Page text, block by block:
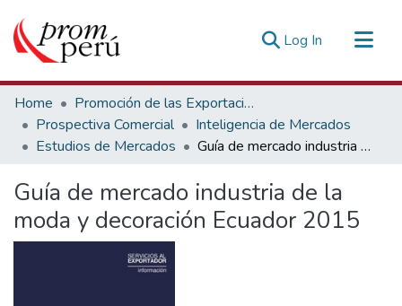
Log In (current)
Communities & Collections
All of DSpace
Statistics
Estadísticas Externas
Home
Promoción de las Exportaciones
Prospectiva Comercial
Inteligencia de Mercados
Estudios de Mercados
Guía de mercado industria de la moda y decoración Ecuador 2015
Guía de mercado industria de la
moda y decoración Ecuador 2015